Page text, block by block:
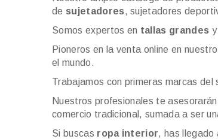
de sujetadores, sujetadores
Somos expertos en tallas grandes
Pioneros en la venta online en
el mundo.
Trabajamos con primeras marcas del
Nuestros profesionales te
comercio tradicional, sumada a ser
Si buscas ropa interior, has llegado